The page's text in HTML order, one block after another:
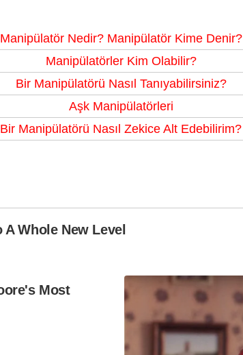
Manipülatör Nedir? Manipülatör Kime Denir?
Manipülatörler Kim Olabilir?
Bir Manipülatörü Nasıl Tanıyabilirsiniz?
Aşk Manipülatörleri
Bir Manipülatörü Nasıl Zekice Alt Edebilirim?